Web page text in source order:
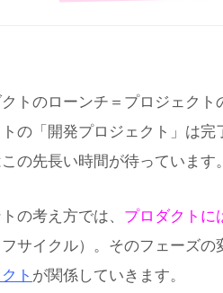
トのローンチ＝プロジェク
の「開発プロジェクト」は
の先長い時間が待っています。
の考え方では、 プロダクトに
フサイクル）。そのフェーズ
ト が関係していきます。